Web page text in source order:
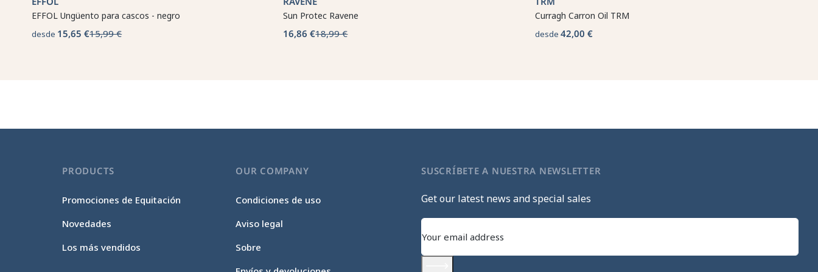
EFFOL Ungüento para cascos - negro
desde 15,65 €15,99 €
Sun Protec Ravene
16,86 €18,99 €
Curragh Carron Oil TRM
desde 42,00 €
PRODUCTS
Promociones de Equitación
Novedades
Los más vendidos
OUR COMPANY
Condiciones de uso
Aviso legal
Sobre
SUSCRÍBETE A NUESTRA NEWSLETTER
Get our latest news and special sales